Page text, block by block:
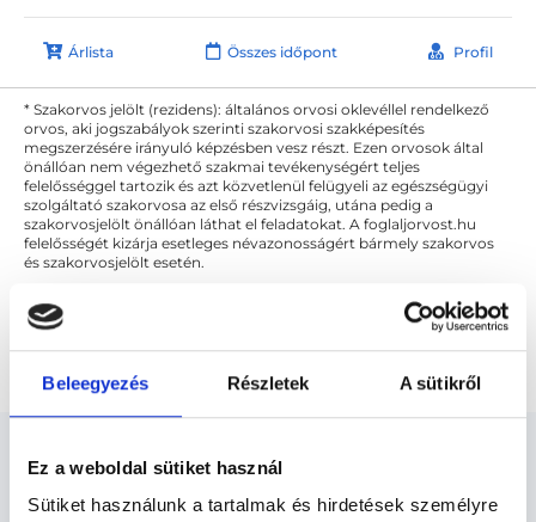
Beleegyezés Részletek A sütikről
Ez a weboldal sütiket használ
Sütiket használunk a tartalmak és hirdetések személyre
Árlista Összes időpont Profil
* Szakorvos jelölt (rezidens): általános orvosi oklevéllel rendelkező
orvos, aki jogszabályok szerinti szakorvosi szakképesítés
megszerzésére irányuló képzésben vesz részt. Ezen orvosok által
önállóan nem végezhető szakmai tevékenységért teljes
felelősséggel tartozik és azt közvetlenül felügyeli az egészségügyi
szolgáltató szakorvosa az első részvizsgáig, utána pedig a
szakorvosjelölt önállóan láthat el feladatokat. A foglaljorvost.hu
felelősségét kizárja esetleges névazonosságért bármely szakorvos
és szakorvosjelölt esetén.
Főoldal Kozmetológus Debrecen Egyéb